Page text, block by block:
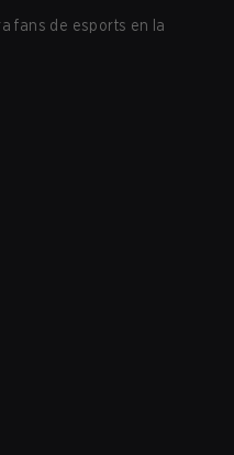
fans de esports en la